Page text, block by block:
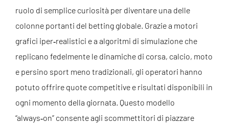
ruolo di semplice curiosità per diventare una delle
colonne portanti del betting globale. Grazie a motori
grafici iper‑realistici e a algoritmi di simulazione che
replicano fedelmente le dinamiche di corsa, calcio, moto
e persino sport meno tradizionali, gli operatori hanno
potuto offrire quote competitive e risultati disponibili in
ogni momento della giornata. Questo modello
“always‑on” consente agli scommettitori di piazzare